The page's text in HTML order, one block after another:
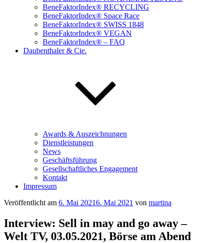
BeneFaktorIndex® RECYCLING
BeneFaktorIndex® Space Race
BeneFaktorIndex® SWISS 1848
BeneFaktorIndex® VEGAN
BeneFaktorIndex® – FAQ
Daubenthaler & Cie.
Awards & Auszeichnungen
Dienstleistungen
News
Geschäftsführung
Gesellschaftliches Engagement
Kontakt
Impressum
Veröffentlicht am 6. Mai 20216. Mai 2021 von martina
Interview: Sell in may and go away –
Welt TV, 03.05.2021, Börse am Abend